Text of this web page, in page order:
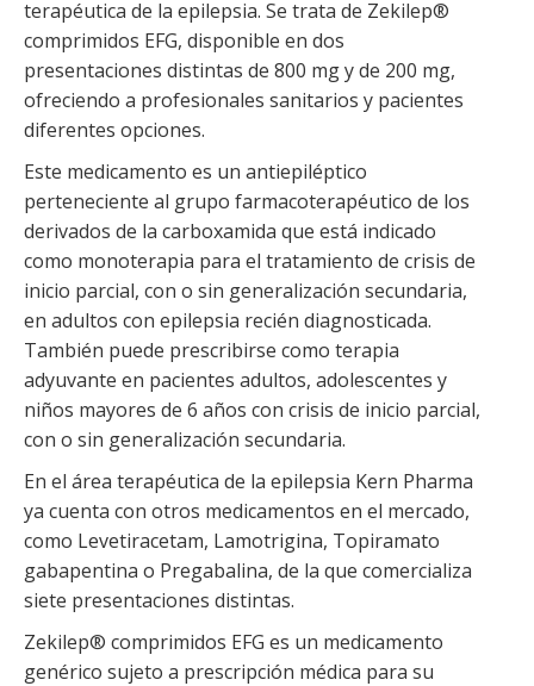
terapéutica de la epilepsia. Se trata de Zekilep®
comprimidos EFG, disponible en dos
presentaciones distintas de 800 mg y de 200 mg,
ofreciendo a profesionales sanitarios y pacientes
diferentes opciones.
Este medicamento es un antiepiléptico
perteneciente al grupo farmacoterapéutico de los
derivados de la carboxamida que está indicado
como monoterapia para el tratamiento de crisis de
inicio parcial, con o sin generalización secundaria,
en adultos con epilepsia recién diagnosticada.
También puede prescribirse como terapia
adyuvante en pacientes adultos, adolescentes y
niños mayores de 6 años con crisis de inicio parcial,
con o sin generalización secundaria.
En el área terapéutica de la epilepsia Kern Pharma
ya cuenta con otros medicamentos en el mercado,
como Levetiracetam, Lamotrigina, Topiramato
gabapentina o Pregabalina, de la que comercializa
siete presentaciones distintas.
Zekilep® comprimidos EFG es un medicamento
genérico sujeto a prescripción médica para su